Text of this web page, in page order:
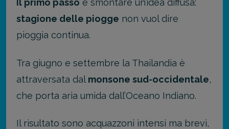
Il primo passo è smontare un’idea diffusa:
stagione delle piogge non vuol dire
pioggia continua.
Tra giugno e settembre la Thailandia è
attraversata dal monsone sud-occidentale,
che porta aria umida dall’Oceano Indiano.
Il risultato sono acquazzoni intensi ma brevi,